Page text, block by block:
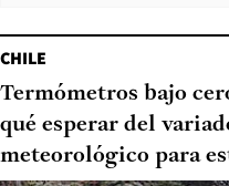
CHILE
Termómetros bajo
qué esperar del
meteorológico para